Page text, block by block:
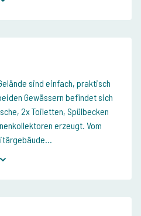
sind einfach, praktisch
Gewässern befindet sich
2x Toiletten, Spülbecken
erzeugt. Vom